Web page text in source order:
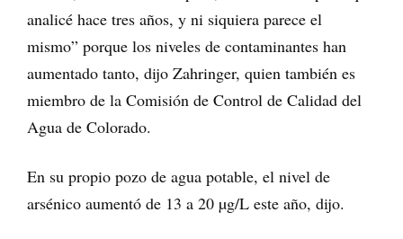
analicé hace tres años, y ni siquiera parece el
mismo” porque los niveles de contaminantes han
aumentado tanto, dijo Zahringer, quien también es
miembro de la Comisión de Control de Calidad del
Agua de Colorado.
En su propio pozo de agua potable, el nivel de
arsénico aumentó de 13 a 20 µg/L este año, dijo.